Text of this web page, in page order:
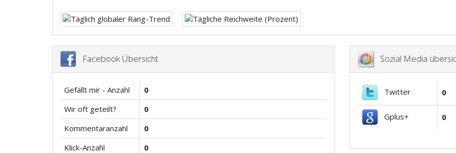
Facebook Übersicht
Gefällt mir - Anzahl
0
Wir oft geteilt?
0
Kommentaranzahl
0
Klick-Anzahl
0
Sozial Media
Twitter 0
Gplus+ 0